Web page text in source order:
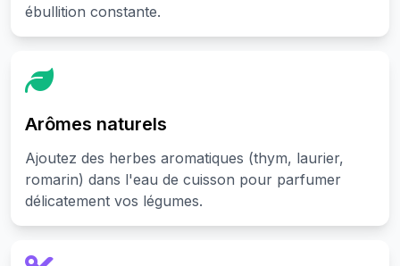
ébullition constante.
Arômes naturels
Ajoutez des herbes aromatiques (thym, laurier,
romarin) dans l'eau de cuisson pour parfumer
délicatement vos légumes.